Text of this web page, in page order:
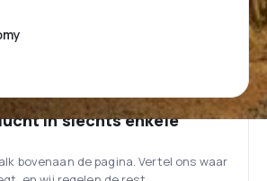
in slechts enkele
bovenaan de pagina. Vertel ons waar